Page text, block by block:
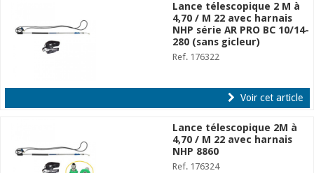
Lance télescopique 2 M à
4,70 / M 22 avec harnais
NHP série AR PRO BC 10/14-
280 (sans gicleur)
Ref. 176322
Voir cet article
Lance télescopique 2M à
4,70 / M 22 avec harnais
NHP 8860
Ref. 176324